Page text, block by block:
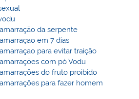
da serpente
em 7 dias
para evitar traição
com pó Vodu
do fruto proibido
para fazer homem